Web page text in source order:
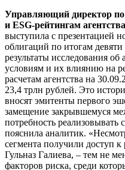
Управляющий директор
и ESG-рейтингам
выступила с презентацией
облигаций по итогам девяти
результаты исследования
условиям и их влиянию на
расчетам агентства на
23,4 трлн рублей. Это
вносят эмитенты первого
замещение закрывшемуся
потребность
пояснила аналитик.
сегмента получили доступ
Гульназ Галиева, – тем не
факторов риска, среди